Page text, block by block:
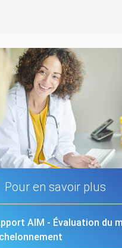
Pour en savoir plus
AIM - Évaluation du